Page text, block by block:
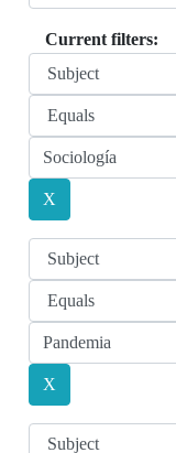
Current filters: